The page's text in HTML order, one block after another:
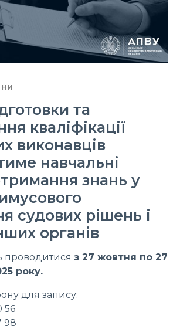
та
кваліфікації
виконавців
навчальні
знань у
судових рішень і
органів
проводитися з 27 жовтня по 27
року.
для запису:
56
98